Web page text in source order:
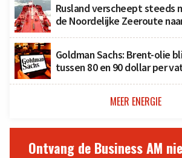
Rusland verscheept steeds
de Noordelijke Zeeroute
Goldman Sachs: Brent-olie
tussen 80 en 90 dollar per
MEER ENERGIE
Ontvang de Business AM